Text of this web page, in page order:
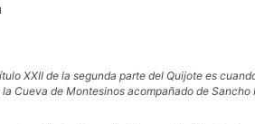
XXII de la segunda parte del Quijote es
la Cueva de Montesinos acompañado de